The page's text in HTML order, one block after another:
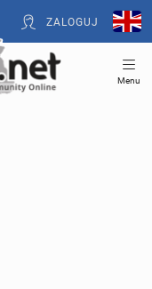
ZALOGUJ
Menu